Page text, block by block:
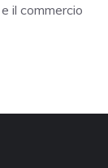
il commercio